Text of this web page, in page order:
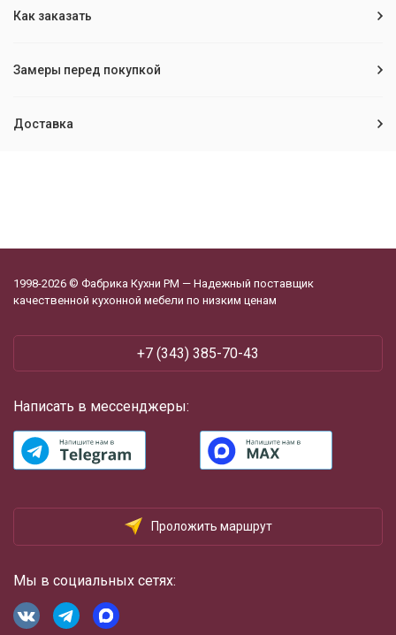
Как заказать
Замеры перед покупкой
Доставка
1998-2026 © Фабрика Кухни РМ — Надежный поставщик
качественной кухонной мебели по низким ценам
+7 (343) 385-70-43
Написать в мессенджеры:
Проложить маршрут
Мы в социальных сетях: